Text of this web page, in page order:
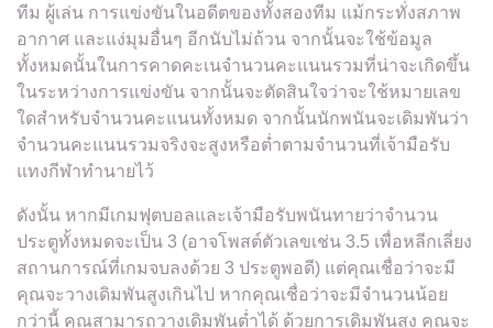
ทีม ผู้เล่น การแข่งขันในอดีตของทั้งสองทีม แม้กระทั่งสภาพ
อากาศ และแง่มุมอื่นๆ อีกนับไม่ถ้วน จากนั้นจะใช้ข้อมูล
ทั้งหมดนั้นในการคาดคะเนจำนวนคะแนนรวมที่น่าจะเกิดขึ้น
ในระหว่างการแข่งขัน จากนั้นจะตัดสินใจว่าจะใช้หมายเลข
ใดสำหรับจำนวนคะแนนทั้งหมด จากนั้นนักพนันจะเดิมพันว่า
จำนวนคะแนนรวมจริงจะสูงหรือต่ำตามจำนวนที่เจ้ามือรับ
แทงกีฬาทำนายไว้
ดังนั้น หากมีเกมฟุตบอลและเจ้ามือรับพนันทายว่าจำนวน
ประตูทั้งหมดจะเป็น 3 (อาจโพสต์ตัวเลขเช่น 3.5 เพื่อหลีกเลี่ยง
สถานการณ์ที่เกมจบลงด้วย 3 ประตูพอดี) แต่คุณเชื่อว่าจะมี
คุณจะวางเดิมพันสูงเกินไป หากคุณเชื่อว่าจะมีจำนวนน้อย
กว่านี้ คุณสามารถวางเดิมพันต่ำได้ ด้วยการเดิมพันสูง คุณจะ